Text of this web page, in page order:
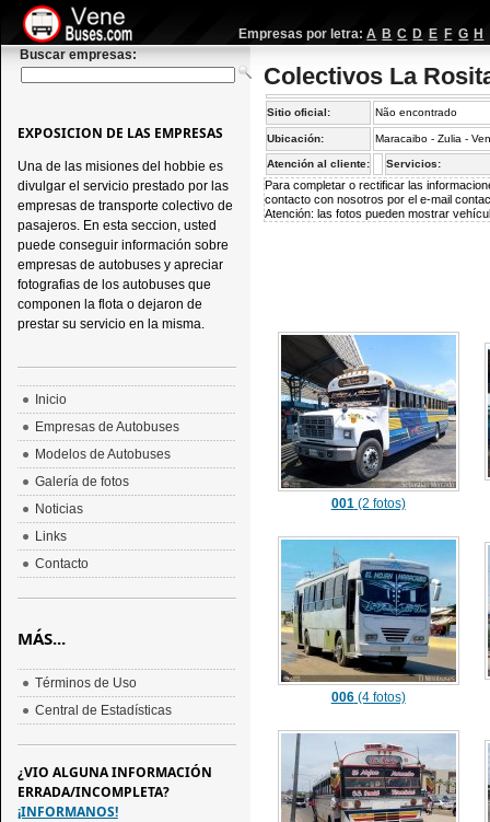
Empresas por letra: A B C D E F G H
Buscar empresas:
Colectivos La
Sitio oficial: Não encontrado
Ubicación: Maracaibo - Zulia -
Atención al cliente: Servicios:
Para completar o rectificar las
contacto con nosotros por el e-mail
Atención: las fotos pueden mostrar
001(2 fotos)
006(4 fotos)
EXPOSICION DE LAS EMPRESAS
Una de las misiones del hobbie es
divulgar el servicio prestado por las
empresas de transporte colectivo de
pasajeros. En esta seccion, usted
puede conseguir información sobre
empresas de autobuses y apreciar
fotografias de los autobuses que
componen la flota o dejaron de
prestar su servicio en la misma.
Inicio
Empresas de Autobuses
Modelos de Autobuses
Galería de fotos
Noticias
Links
Contacto
MÁS...
Términos de Uso
Central de Estadísticas
¿VIO ALGUNA INFORMACIÓN
ERRADA/INCOMPLETA?
¡INFORMANOS!